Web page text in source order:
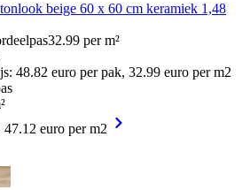
beige 60 x 60 cm keramiek 1,48
32.99 per m²
48.82 euro per pak, 32.99 euro per m2
euro per m2